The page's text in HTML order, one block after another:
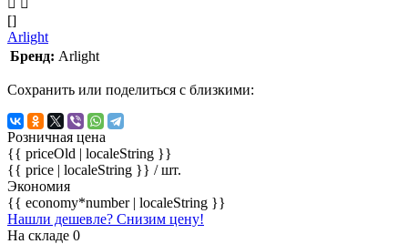
[]
Arlight
Бренд: Arlight
Сохранить или поделиться с близкими:
Розничная цена
{{ priceOld | localeString }}
{{ price | localeString }} / шт.
Экономия
{{ economy*number | localeString }}
Нашли дешевле? Снизим цену!
На складе 0